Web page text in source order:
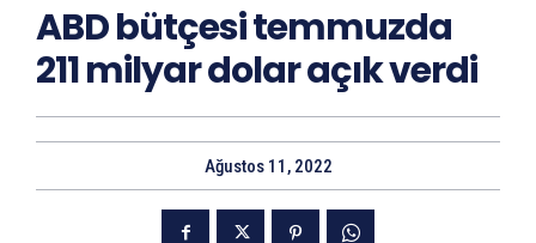
ABD bütçesi temmuzda
211 milyar dolar açık verdi
Ağustos 11, 2022